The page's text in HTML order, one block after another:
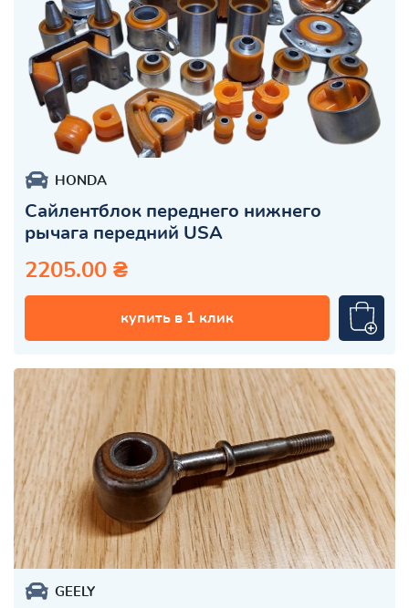
HONDA
Сайлентблок переднего нижнего
рычага передний USA
2205.00 ₴
купить в 1 клик
GEELY